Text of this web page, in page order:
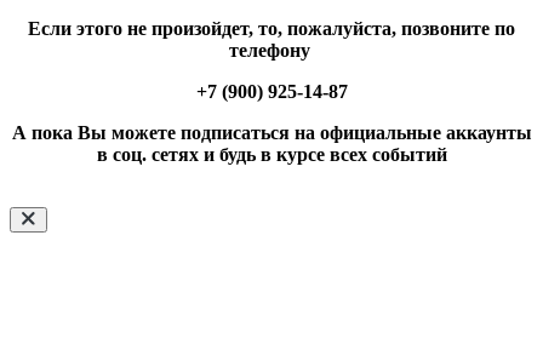
Если этого не произойдет, то, пожалуйста, позвоните по
телефону
+7 (900) 925-14-87
А пока Вы можете подписаться на официальные аккаунты
в соц. сетях и будь в курсе всех событий